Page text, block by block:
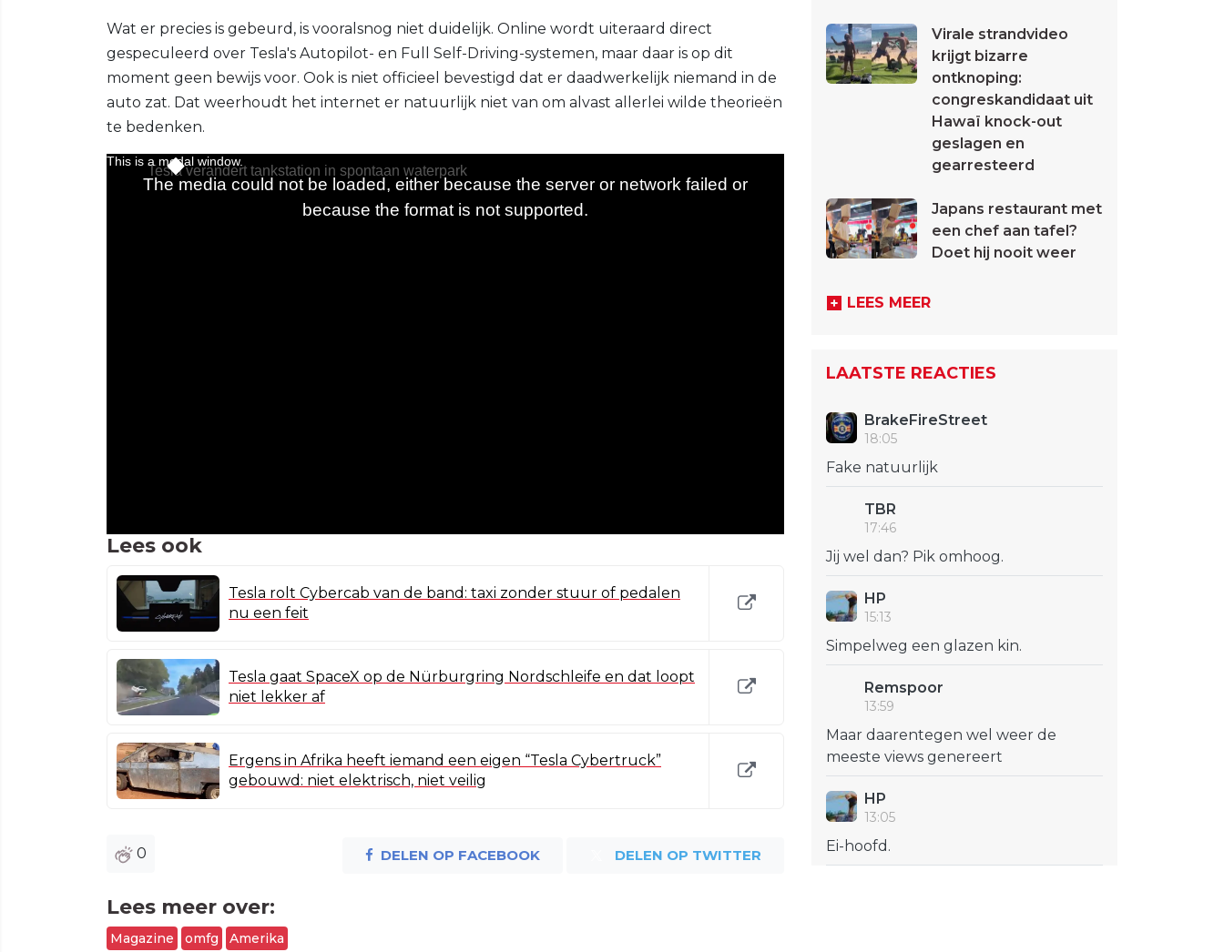
Wat er precies is gebeurd, is vooralsnog niet duidelijk. Online wordt uiteraard direct
gespeculeerd over Tesla's Autopilot- en Full Self-Driving-systemen, maar daar is op dit
moment geen bewijs voor. Ook is niet officieel bevestigd dat er daadwerkelijk niemand in de
auto zat. Dat weerhoudt het internet er natuurlijk niet van om alvast allerlei wilde theorieën
te bedenken.
Lees ook
Tesla rolt Cybercab van de band: taxi zonder stuur of pedalen
nu een feit
Tesla gaat SpaceX op de Nürburgring Nordschleife en dat loopt
niet lekker af
Ergens in Afrika heeft iemand een eigen “Tesla Cybertruck”
gebouwd: niet elektrisch, niet veilig
0 DELEN OP FACEBOOK DELEN OP TWITTER
Lees meer over:
Magazine omfg Amerika
Virale strandvideo
krijgt bizarre
ontknoping:
congreskandidaat uit
Hawaï knock-out
geslagen en
gearresteerd
Japans restaurant met
een chef aan tafel?
Doet hij nooit weer
LEES MEER
LAATSTE REACTIES
BrakeFireStreet
18:05
Fake natuurlijk
TBR
17:46
Jij wel dan? Pik omhoog.
HP
15:13
Simpelweg een glazen kin.
Remspoor
13:59
Maar daarentegen wel weer de
meeste views genereert
HP
13:05
Ei-hoofd.